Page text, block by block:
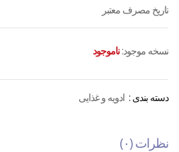
تاریخ مصرف معتبر
نسخه موجود: ناموجود
دسته بندی : ادویه و غذایی
نظرات (۰)